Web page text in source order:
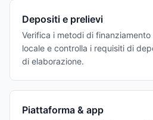
Depositi e prelievi
Verifica i metodi di
locale e controlla i requisiti di
di elaborazione.
Piattaforma & app